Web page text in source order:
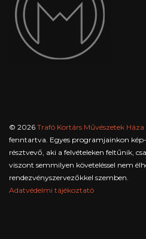
© 2026 Trafó Kortárs Művészetek
fenntartva. Egyes programjainkon kép-
résztvevő, aki a felvételeken feltűnik,
viszont semmilyen követeléssel nem
rendezvényszervezőkkel szemben.
Adatvédelmi tájékoztató